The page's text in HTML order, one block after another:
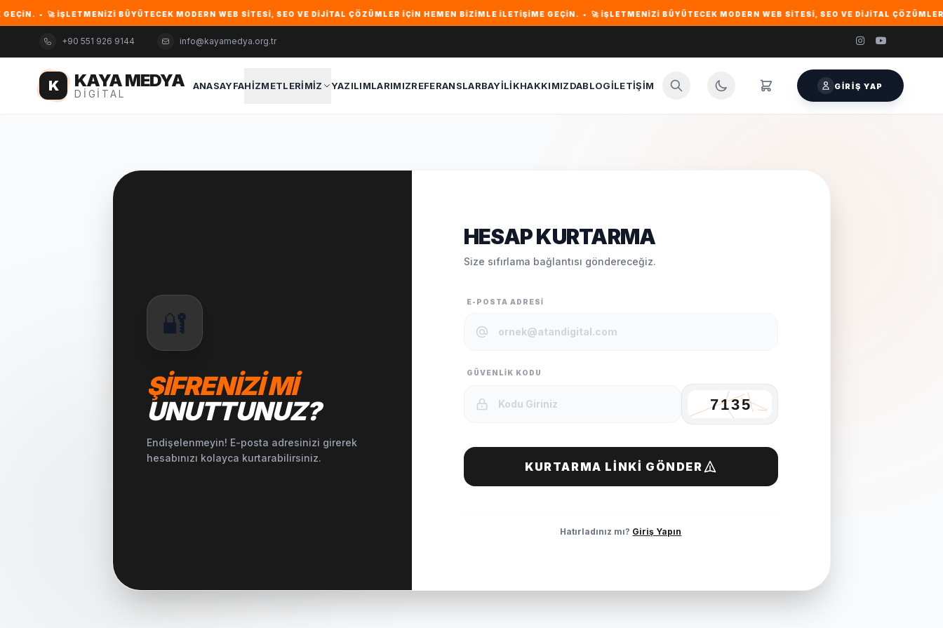
• 🚀 İŞLETMENIZI BÜYÜTECEK MODERN WEB SITESI, SEO VE DIJITAL ÇÖZÜMLER IÇIN HEMEN BIZIMLE ILETIŞIME GEÇIN. • 🚀 İŞLETMENIZI BÜYÜTECEK MODERN WEB SITESI, SEO VE DIJITAL ÇÖZÜMLER
+90 551 926 9144 info@kayamedya.org.tr
K KAYA MEDYA
DIGITAL
ANASAYFAHIZMETLERIMIZ YAZILIMLARIMIZREFERANSLARBAYILIKHAKKIMIZDABLOGİLETIŞIM GIRIŞ YAP
🔐
ŞIFRENIZI MI
UNUTTUNUZ?
Endişelenmeyin! E-posta adresinizi girerek
hesabınızı kolayca kurtarabilirsiniz.
HESAP KURTARMA
Size sıfırlama bağlantısı göndereceğiz.
E-POSTA ADRESI
GÜVENLIK KODU
KURTARMA LINKI GÖNDER
Hatırladınız mı? Giriş Yapın